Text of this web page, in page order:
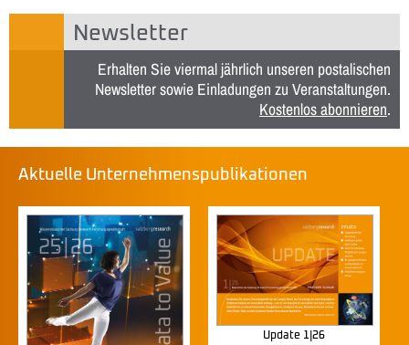
Newsletter
Erhalten Sie viermal jährlich unseren postalischen
Newsletter sowie Einladungen zu Veranstaltungen.
Kostenlos abonnieren.
Aktuelle Unternehmenspublikationen
Update 1|26